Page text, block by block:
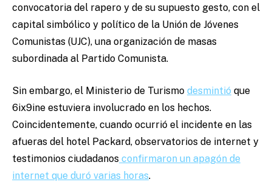
convocatoria del rapero y de su supuesto gesto, con el
capital simbólico y político de la Unión de Jóvenes
Comunistas (UJC), una organización de masas
subordinada al Partido Comunista.
Sin embargo, el Ministerio de Turismo desmintió que
6ix9ine estuviera involucrado en los hechos.
Coincidentemente, cuando ocurrió el incidente en las
afueras del hotel Packard, observatorios de internet y
testimonios ciudadanos confirmaron un apagón de
internet que duró varias horas.